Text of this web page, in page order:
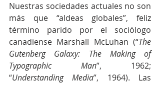
Nuestras sociedades actuales no son
más que “aldeas globales”, feliz
término parido por el sociólogo
canadiense Marshall McLuhan (“The
Gutenberg Galaxy: The Making of
Typographic Man”, 1962;
“Understanding Media”, 1964). Las